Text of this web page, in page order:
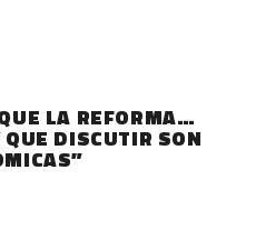
LA REFORMA
DISCUTIR SON